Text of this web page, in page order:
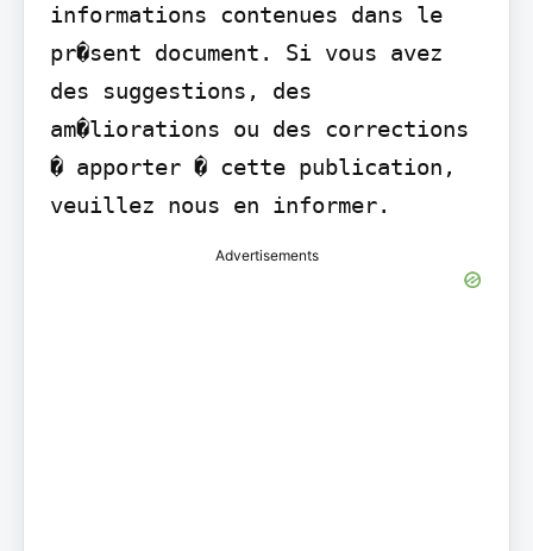
informations contenues dans le
pr�sent document. Si vous avez
des suggestions, des
am�liorations ou des corrections
� apporter � cette publication,
veuillez nous en informer.
Advertisements